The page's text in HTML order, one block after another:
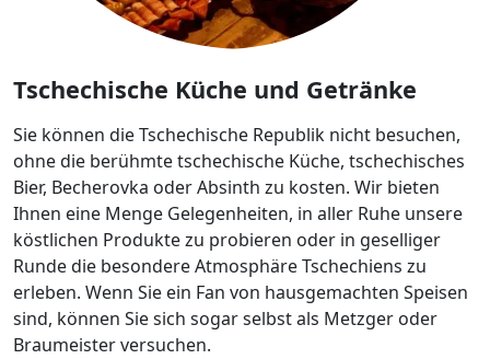
Tschechische Küche und Getränke
Sie können die Tschechische Republik nicht besuchen,
ohne die berühmte tschechische Küche, tschechisches
Bier, Becherovka oder Absinth zu kosten. Wir bieten
Ihnen eine Menge Gelegenheiten, in aller Ruhe unsere
köstlichen Produkte zu probieren oder in geselliger
Runde die besondere Atmosphäre Tschechiens zu
erleben. Wenn Sie ein Fan von hausgemachten Speisen
sind, können Sie sich sogar selbst als Metzger oder
Braumeister versuchen.